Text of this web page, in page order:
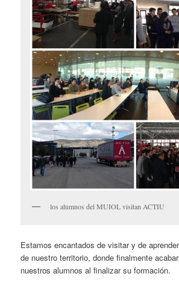
los alumnos del MUIOL visitan ACTIU
Estamos encantados de visitar y de
de nuestro territorio, donde finalmente
nuestros alumnos al finalizar su formación.